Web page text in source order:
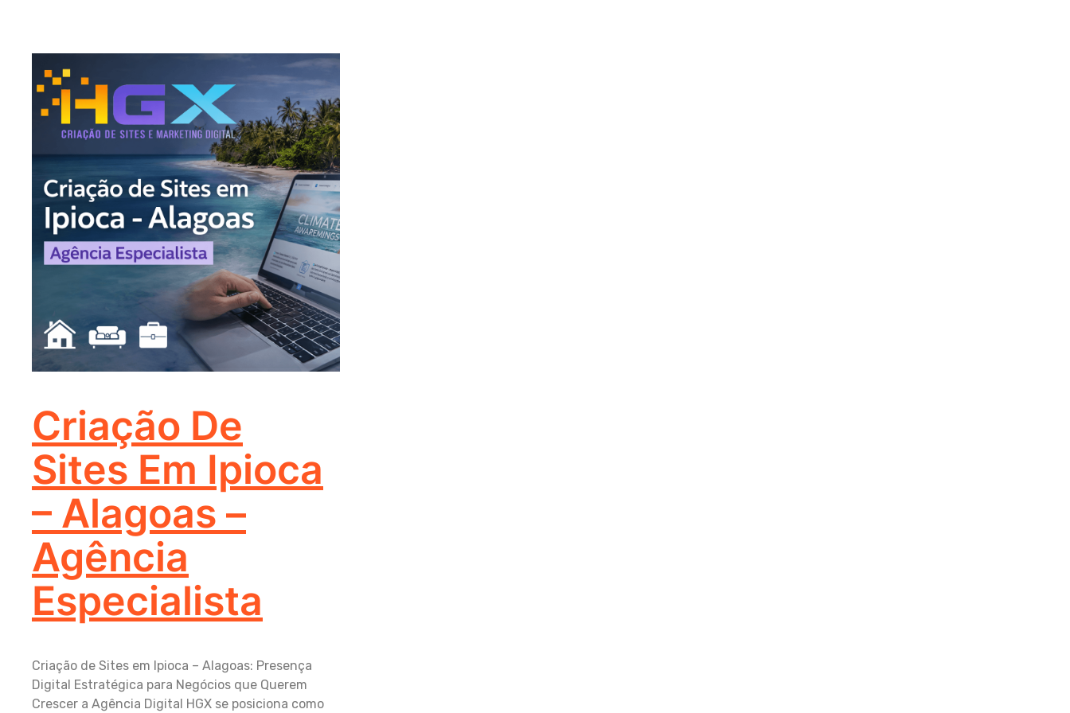
Criação De
Sites Em Ipioca
– Alagoas –
Agência
Especialista
Criação de Sites em Ipioca – Alagoas: Presença
Digital Estratégica para Negócios que Querem
Crescer a Agência Digital HGX se posiciona como